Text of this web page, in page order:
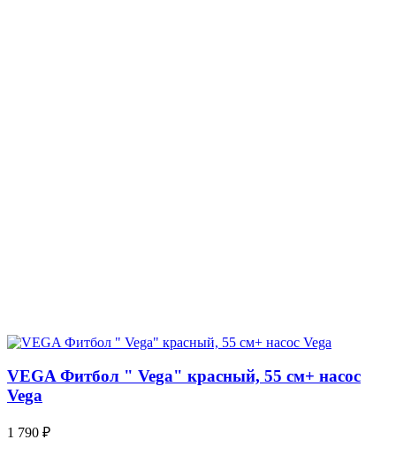
VEGA Фитбол " Vega" красный, 55 см+ насос
Vega
1 790 ₽